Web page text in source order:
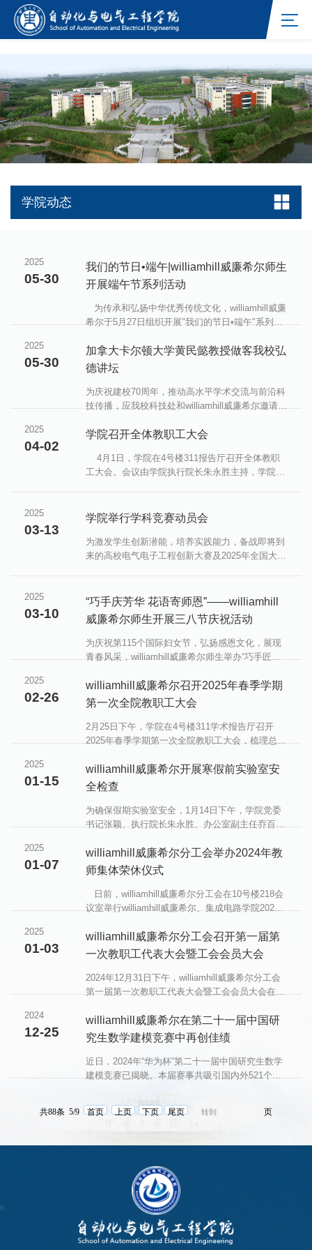
williamhill官网网站
学院动态
2025
05-30
我们的节日•端午|williamhill威廉希尔师生
开展端午节系列活动
为传承和弘扬中华优秀传统文化，williamhill威廉
希尔于5月27日组织开展"我们的节日•端午"系列主
日风尚，凝聚师生团结奋进力量。在10号教学楼
311教室，师生们共同开展"巧手制香囊 文明传万
佩香囊的传统习俗文化内涵，亲手调配具有安神驱
蚊功效的中草药香料，一针一线缝制特色香囊，不
寄托着师生间的美好祝福。......
2025
05-30
加拿大卡尔顿大学黄民懿教授做客我校弘
德讲坛
为庆祝建校70周年，推动高水平学术交流与前沿科
技传播，应我校科技处和williamhill威廉希尔邀请，
218会议室作题为“Mean field games within dense
长张纪峰向黄民懿颁发了弘德讲坛荣誉证书，
williamhill威廉希尔教师和研究生参加讲座。讲座由
展至大规模网络分布式子种群模型。......
2025
04-02
学院召开全体教职工大会
4月1日，学院在4号楼311报告厅召开全体教职
工大会。会议由学院执行院长朱永胜主持，学院全
贯彻中央八项规定精神学习教育相关要求，强调全
进一步统一思想、凝聚共识，以更加坚定的决心、
更加务实的举措，推动作风建设不断取得新成效。
2025
03-13
学院举行学科竞赛动员会
为激发学生创新潜能，培养实践能力，备战即将到
来的高校电气电子工程创新大赛及2025年全国大学
教授、相关竞赛指导老师代表以及来自学院的四十
余名学生参加了此次动员会。动员会上，刘勇向参
会学生通报了我院历年来各类竞赛中取得的优异成
绩，并指出电子设计竞赛和电气电子工程创新大赛
是培养学生创新精神和实践能力的重要平台，鼓励
2025
03-10
“巧手庆芳华 花语寄师恩”——williamhill
威廉希尔师生开展三八节庆祝活动
为庆祝第115个国际妇女节，弘扬感恩文化，展现
青春风采，williamhill威廉希尔师生举办“巧手匠
梳礼盒献礼系列活动。师生们通过活动，向辛勤耕
耘的女教师们献上节日祝福，传递感恩之情。一、
的制作技巧，亲手制作出郁金香、小雏菊等形态各
异的花朵。过程中，大家互相交流创意，有的将花
一处细节都凝聚着对老师的真挚心意。......
2025
02-26
williamhill威廉希尔召开2025年春季学期
第一次全院教职工大会
2月25日下午，学院在4号楼311学术报告厅召开
2025年春季学期第一次全院教职工大会，梳理总结
由学院党委书记张颖主持，学院全体教职工参加。
会上，执行院长朱永胜对2024年工作进行回顾，对
永胜向全体教职工进一步传达了学校2025年工作会
的精神，并对2025年学院的重点工作进行安排与部
部署。最后，......
2025
01-15
williamhill威廉希尔开展寒假前实验室安
全检查
为确保假期实验室安全，1月14日下午，学院党委
书记张颖、执行院长朱永胜、办公室副主任乔百
验室等场所进行安全检查。检查组深入学院各实验
室，围绕消防安全、用电安全、环境卫生等进行了
题，检查组现场提出了整改意见，并要求相关责任
人立即进行整改，确保不留任何安全隐患。针对假
高安全防范意识，......
2025
01-07
williamhill威廉希尔分工会举办2024年教
师集体荣休仪式
日前，williamhill威廉希尔分工会在10号楼218会
议室举行williamhill威廉希尔、集成电路学院2024
海峰三位老师光荣退休。仪式由党委书记张颖主
持，学院领导班子、离退休处处长郭亚红、荣休教
领导和郭处长为荣休教师献花和纪念品，williamhill
威廉希尔院长执行朱永胜和集成电路学院副院长但
来的辛勤付出和卓越贡献，......
2025
01-03
williamhill威廉希尔分工会召开第一届第
一次教职工代表大会暨工会会员大会
2024年12月31日下午，williamhill威廉希尔分工会
第一届第一次教职工代表大会暨工会会员大会在4
分工会分管的williamhill威廉希尔、集成电路学院全
体教职工参加会议，会议由分工会主席杨益主持。
电学院工作报告、集成电路学院副院长但永平作
2024年度集电学院工作总结，两位院长向全体教工
下一步的解决思路，......
2024
12-25
williamhill威廉希尔在第二十一届中国研
究生数学建模竞赛中再创佳绩
近日，2024年“华为杯”第二十一届中国研究生数学
建模竞赛已揭晓。本届赛事共吸引国内外521个研
学院的大力支持下，williamhill威廉希尔共有30支参
赛队伍参赛。经过激烈角逐，共获国家二等奖4
生数学建模竞赛是由教育部学位管理与研究生教育
少年科技中心主办的“中国研究生创新实践系列大
赛”主题赛事之一，......
共88条 5/9 首页 上页 下页 尾页 页